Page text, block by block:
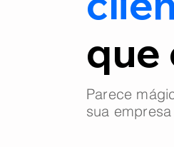
que
Parece
sua